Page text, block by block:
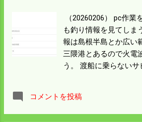
米、しきゆたか三品
る。 今年の10月末は
るんだろう。 期待と不
待の方に一票投じて秋
（20260206） pc作業
も釣り情報を見てしま
報は島根半島とか広い
三隈港とあるので火電
う。 渡船に乗らない
三隈港の渡船屋さんは
釣果はなくて 今回の
コメントを投稿